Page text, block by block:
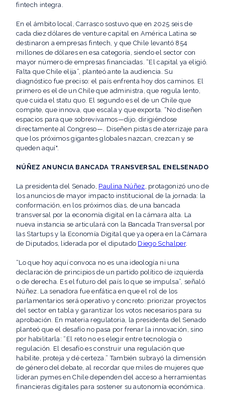
fintech integra.
En el ámbito local, Carrasco sostuvo que en 2025 seis de
cada diez dólares de venture capital en América Latina se
destinaron a empresas fintech, y que Chile levantó 854
millones de dólares en esa categoría, siendo el sector con
mayor número de empresas financiadas. “El capital ya eligió.
Falta que Chile elija”, planteó ante la audiencia. Su
diagnóstico fue preciso: el país enfrenta hoy dos caminos. El
primero es el de un Chile que administra, que regula lento,
que cuida el statu quo. El segundo es el de un Chile que
compite, que innova, que escala y que exporta. “No diseñen
espacios para que sobrevivamos—dijo, dirigiéndose
directamente al Congreso—. Diseñen pistas de aterrizaje para
que los próximos gigantes globales nazcan, crezcan y se
queden aquí".
NÚÑEZ ANUNCIA BANCADA TRANSVERSAL ENELSENADO
La presidenta del Senado, Paulina Núñez , protagonizó uno de
los anuncios de mayor impacto institucional de la jornada: la
conformación, en los próximos días, de una bancada
transversal por la economía digital en la cámara alta. La
nueva instancia se articulará con la Bancada Transversal por
las Startups y la Economía Digital que ya opera en la Cámara
de Diputados, liderada por el diputado Diego Schalper.
“Lo que hoy aquí convoca no es una ideología ni una
declaración de principios de un partido político de izquierda
o de derecha. Es el futuro del país lo que se impulsa”, señaló
Núñez. La senadora fue enfática en que el rol de los
parlamentarios será operativo y concreto: priorizar proyectos
del sector en tabla y garantizar los votos necesarios para su
aprobación. En materia regulatoria, la presidenta del Senado
planteó que el desafío no pasa por frenar la innovación, sino
por habilitarla: “El reto no es elegir entre tecnología o
regulación. El desafío es construir una regulación que
habilite, proteja y dé certeza.” También subrayó la dimensión
de género del debate, al recordar que miles de mujeres que
lideran pymes en Chile dependen del acceso a herramientas
financieras digitales para sostener su autonomía económica.